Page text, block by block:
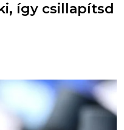
így csillapítsd